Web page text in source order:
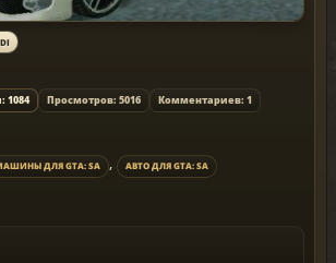
1084 Просмотров: 5016 Комментариев: 1
ДЛЯ GTA: SA , АВТО ДЛЯ GTA: SA